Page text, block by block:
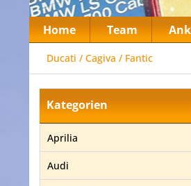
Home Team
Ducati / Cagiva / Fantic
Kategorien
Aprilia
Audi